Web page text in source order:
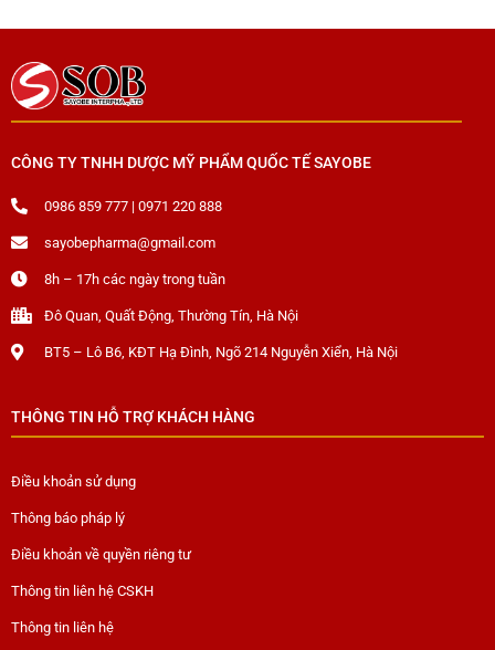
CÔNG TY TNHH DƯỢC MỸ PHẨM QUỐC TẾ SAYOBE
0986 859 777 | 0971 220 888
sayobepharma@gmail.com
8h – 17h các ngày trong tuần
Đô Quan, Quất Động, Thường Tín, Hà Nội
BT5 – Lô B6, KĐT Hạ Đình, Ngõ 214 Nguyễn Xiển, Hà Nội
THÔNG TIN HỖ TRỢ KHÁCH HÀNG
Điều khoản sử dụng
Thông báo pháp lý
Điều khoản về quyền riêng tư
Thông tin liên hệ CSKH
Thông tin liên hệ